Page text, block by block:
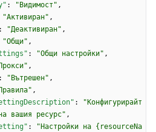
: "Видимост" ,
"Активиран" ,
: "Деактивиран" ,
"Общи" ,
: "Общи настройки" ,
,
: "Вътрешен" ,
,
:
"Конфигурирайт
вашия ресурс" ,
:
"Настройки на {resourceNa